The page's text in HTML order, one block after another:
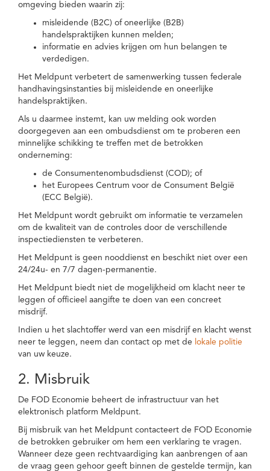
omgeving bieden waarin zij:
misleidende (B2C) of oneerlijke (B2B)
handelspraktijken kunnen melden;
informatie en advies krijgen om hun belangen te
verdedigen.
Het Meldpunt verbetert de samenwerking tussen federale
handhavingsinstanties bij misleidende en oneerlijke
handelspraktijken.
Als u daarmee instemt, kan uw melding ook worden
doorgegeven aan een ombudsdienst om te proberen een
minnelijke schikking te treffen met de betrokken
onderneming:
de Consumentenombudsdienst (COD); of
het Europees Centrum voor de Consument België
(ECC België).
Het Meldpunt wordt gebruikt om informatie te verzamelen
om de kwaliteit van de controles door de verschillende
inspectiediensten te verbeteren.
Het Meldpunt is geen nooddienst en beschikt niet over een
24/24u- en 7/7 dagen-permanentie.
Het Meldpunt biedt niet de mogelijkheid om klacht neer te
leggen of officieel aangifte te doen van een concreet
misdrijf.
Indien u het slachtoffer werd van een misdrijf en klacht wenst
neer te leggen, neem dan contact op met de lokale politie
van uw keuze.
2. Misbruik
De FOD Economie beheert de infrastructuur van het
elektronisch platform Meldpunt.
Bij misbruik van het Meldpunt contacteert de FOD Economie
de betrokken gebruiker om hem een verklaring te vragen.
Wanneer deze geen rechtvaardiging kan aanbrengen of aan
de vraag geen gehoor geeft binnen de gestelde termijn, kan